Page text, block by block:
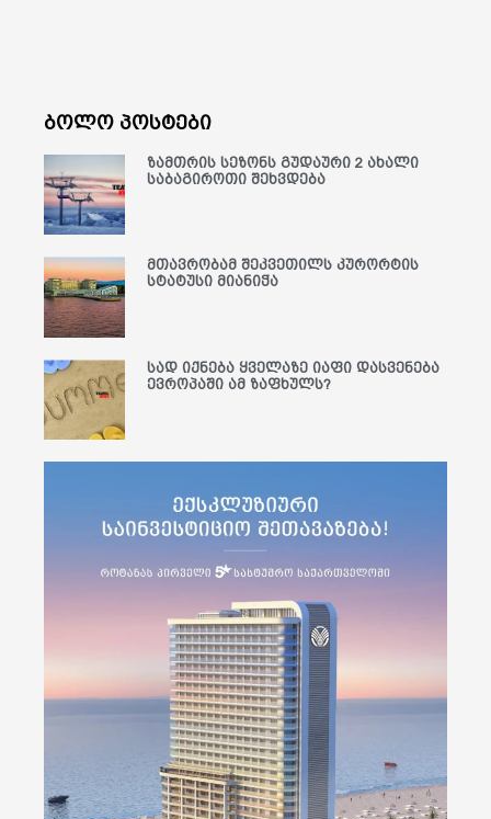
ბოლო პოსტები
ზამთრის სეზონს გუდაური 2 ახალი
საბაგიროთი შეხვდება
მთავრობამ შეკვეთილს კურორტის
სტატუსი მიანიჭა
სად იქნება ყველაზე იაფი დასვენება
ევროპაში ამ ზაფხულს?